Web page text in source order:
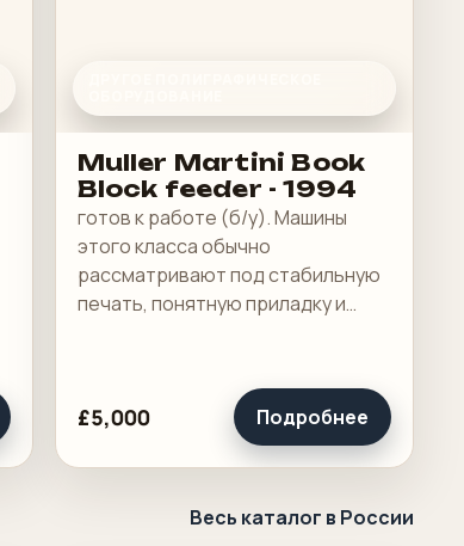
Muller Martini Book
Block feeder - 1994
готов к работе (б/у). Машины
этого класса обычно
рассматривают под стабильную
печать, понятную приладку и
£5,000 Подробнее
Весь каталог в России